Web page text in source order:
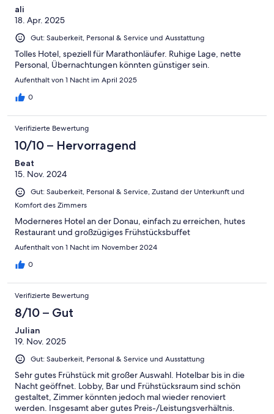
ali
18. Apr. 2025
Gut: Sauberkeit, Personal & Service und Ausstattung
Tolles Hotel, speziell für Marathonläufer. Ruhige Lage, nette
Personal, Übernachtungen könnten günstiger sein.
Aufenthalt von 1 Nacht im April 2025
0
Verifizierte Bewertung
10/10 – Hervorragend
Beat
15. Nov. 2024
Gut: Sauberkeit, Personal & Service, Zustand der Unterkunft und
Komfort des Zimmers
Moderneres Hotel an der Donau, einfach zu erreichen, hutes
Restaurant und großzügiges Frühstücksbuffet
Aufenthalt von 1 Nacht im November 2024
0
Verifizierte Bewertung
8/10 – Gut
Julian
19. Nov. 2025
Gut: Sauberkeit, Personal & Service und Ausstattung
Sehr gutes Frühstück mit großer Auswahl. Hotelbar bis in die
Nacht geöffnet. Lobby, Bar und Frühstücksraum sind schön
gestaltet, Zimmer könnten jedoch mal wieder renoviert
werden. Insgesamt aber gutes Preis-/Leistungsverhältnis.